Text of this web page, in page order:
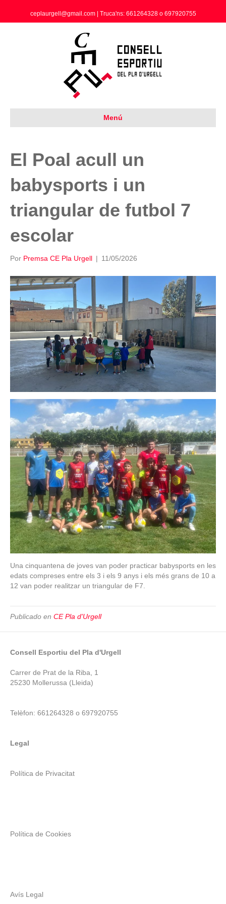
ceplaurgell@gmail.com | Truca'ns: 661264328 o 697920755
Menú
El Poal acull un
babysports i un
triangular de futbol 7
escolar
Por Premsa CE Pla Urgell | 11/05/2026
Una cinquantena de joves van poder practicar babysports en les
edats compreses entre els 3 i els 9 anys i els més grans de 10 a
12 van poder realitzar un triangular de F7.
Publicado en CE Pla d'Urgell
Consell Esportiu del Pla d'Urgell
Carrer de Prat de la Riba, 1
25230 Mollerussa (Lleida)
Telèfon: 661264328 o 697920755
Legal
Política de Privacitat
Política de Cookies
Avís Legal